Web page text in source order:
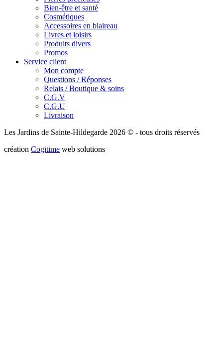
Bien-être et santé
Cosmétiques
Accessoires en blaireau
Livres et loisirs
Produits divers
Promos
Service client
Mon compte
Questions / Réponses
Relais / Boutique & soins
C.G.V
C.G.U
Livraison
Les Jardins de Sainte-Hildegarde 2026 © - tous droits réservés
création Cogitime web solutions